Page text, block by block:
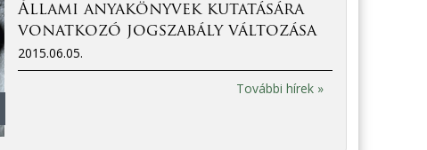
Állami anyakönyvek kutatására
vonatkozó jogszabály változása
2015.06.05.
További hírek »